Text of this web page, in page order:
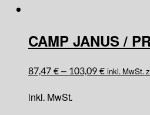
CAMP JANUS /
87,47€–103,09€inkl. MwSt.
inkl. MwSt.